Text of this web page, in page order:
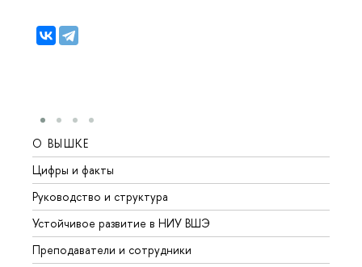
О ВЫШКЕ
Цифры и факты
Руководство и структура
Устойчивое развитие в НИУ ВШЭ
Преподаватели и сотрудники